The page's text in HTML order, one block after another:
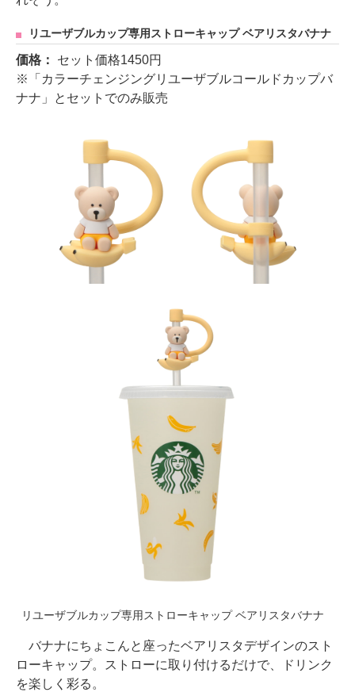
リユーザブルカップ専用ストローキャップ ベアリスタバナナ
価格： セット価格1450円
※「カラーチェンジングリユーザブルコールドカップバ
ナナ」とセットでのみ販売
リユーザブルカップ専用ストローキャップ ベアリスタバナナ
バナナにちょこんと座ったベアリスタデザインのスト
ローキャップ。ストローに取り付けるだけで、ドリンク
を楽しく彩る。